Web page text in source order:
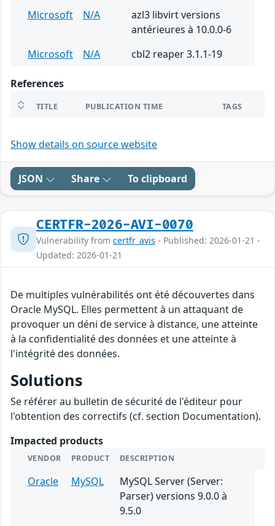
Microsoft
N/A
azl3 libvirt versions
antérieures à 10.0.0-6
Microsoft
N/A cbl2 reaper 3.1.1-19
References
TITLE PUBLICATION TIME TAGS
Show details on source website
JSON Share To clipboard
CERTFR-2026-AVI-0070
Vulnerability from certfr_avis - Published: 2026-01-21 -
Updated: 2026-01-21
De multiples vulnérabilités ont été découvertes dans
Oracle MySQL. Elles permettent à un attaquant de
provoquer un déni de service à distance, une atteinte
à la confidentialité des données et une atteinte à
l'intégrité des données.
Solutions
Se référer au bulletin de sécurité de l'éditeur pour
l'obtention des correctifs (cf. section Documentation).
Impacted products
VENDOR PRODUCT DESCRIPTION
Oracle MySQL
MySQL Server (Server:
Parser) versions 9.0.0 à
9.5.0